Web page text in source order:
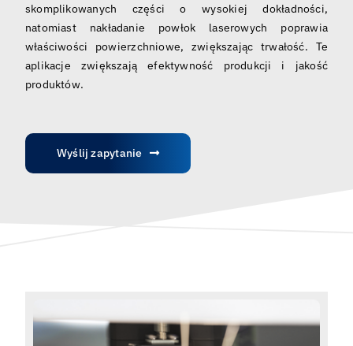
Polski
skomplikowanych części o wysokiej dokładności,
natomiast nakładanie powłok laserowych poprawia
właściwości powierzchniowe, zwiększając trwałość. Te
aplikacje zwiększają efektywność produkcji i jakość
produktów.
Wyślij zapytanie